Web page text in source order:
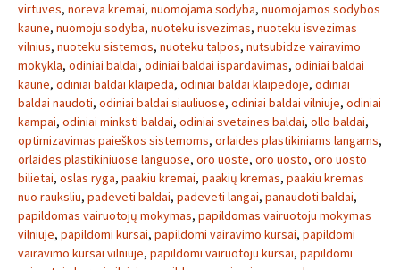
virtuves, noreva kremai, nuomojama sodyba, nuomojamos sodybos
kaune, nuomoju sodyba, nuoteku isvezimas, nuoteku isvezimas
vilnius, nuoteku sistemos, nuoteku talpos, nutsubidze vairavimo
mokykla, odiniai baldai, odiniai baldai ispardavimas, odiniai baldai
kaune, odiniai baldai klaipeda, odiniai baldai klaipedoje, odiniai
baldai naudoti, odiniai baldai siauliuose, odiniai baldai vilniuje, odiniai
kampai, odiniai minksti baldai, odiniai svetaines baldai, ollo baldai,
optimizavimas paieškos sistemoms, orlaides plastikiniams langams,
orlaides plastikiniuose languose, oro uoste, oro uosto, oro uosto
bilietai, oslas ryga, paakiu kremai, paakių kremas, paakiu kremas
nuo rauksliu, padeveti baldai, padeveti langai, panaudoti baldai,
papildomas vairuotojų mokymas, papildomas vairuotoju mokymas
vilniuje, papildomi kursai, papildomi vairavimo kursai, papildomi
vairavimo kursai vilniuje, papildomi vairuotoju kursai, papildomi